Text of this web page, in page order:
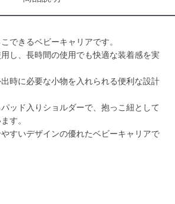
できるベビーキャリアです。
し、長時間の使用でも快適な装着感を実
時に必要な小物を入れられる便利な設計
ッド入りショルダーで、抱っこ紐として
す。
すいデザインの優れたベビーキャリアで